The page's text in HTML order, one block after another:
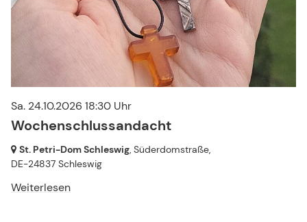
Sa. 24.10.2026 18:30 Uhr
Wochenschlussandacht
St. Petri-Dom Schleswig, Süderdomstraße,
DE-24837 Schleswig
Weiterlesen